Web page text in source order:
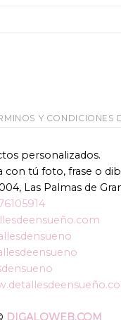
Y CONDICIONES
personalizados.
con tú foto, frase o
Las Palmas de
DIGALOWEB.COM